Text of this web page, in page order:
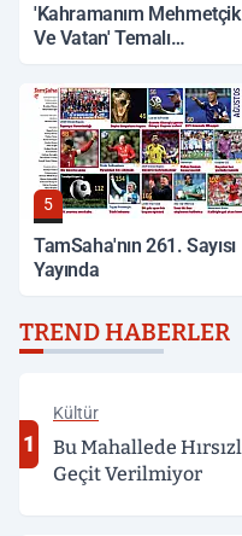
'Kahramanım Mehmetçik
Ve Vatan' Temalı
Başladı
5
TamSaha'nın 261. Sayısı
Yayında
TREND HABERLER
1
Kültür
Bu Mahallede
Geçit Verilmiyor